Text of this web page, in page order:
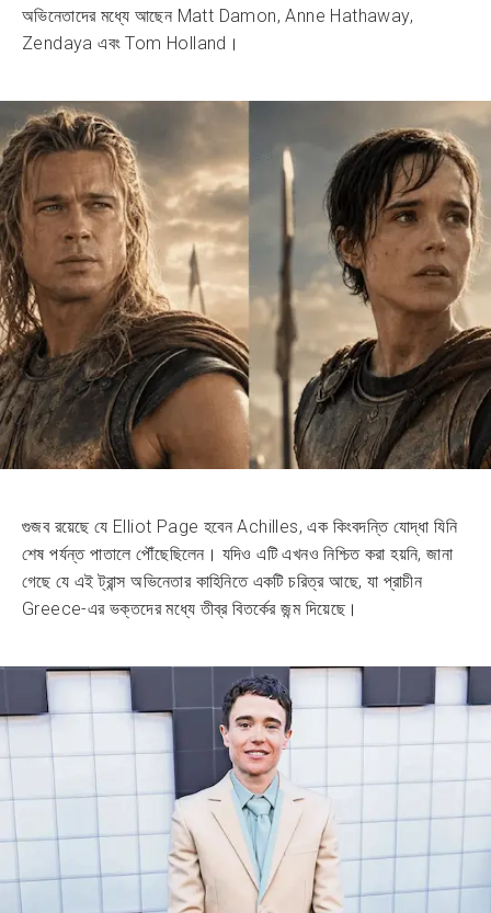
অভিনেতাদের মধ্যে আছেন Matt Damon, Anne Hathaway,
Zendaya এবং Tom Holland।
গুজব রয়েছে যে Elliot Page হবেন Achilles, এক কিংবদন্তি যোদ্ধা যিনি
শেষ পর্যন্ত পাতালে পৌঁছেছিলেন। যদিও এটি এখনও নিশ্চিত করা হয়নি, জানা
গেছে যে এই ট্রান্স অভিনেতার কাহিনিতে একটি চরিত্র আছে, যা প্রাচীন
Greece-এর ভক্তদের মধ্যে তীব্র বিতর্কের জন্ম দিয়েছে।